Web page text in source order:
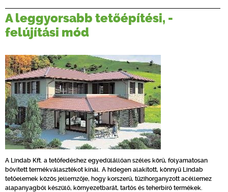
ONLINE KÉPZÉSEK
TERVEZÉSI SEGÉDLETEK
A leggyorsabb tetőépítési, -
felújítási mód
A Lindab Kft. a tetőfedéshez egyedülállóan széles körű, folyamatosan
bővített termékválasztékot kínál. A hidegen alakított, könnyű Lindab
tetőelemek közös jellemzője, hogy korszerű, tűzihorganyzott acéllemez
alapanyagból készülő, környezetbarát, tartós és teherbíró termékek.